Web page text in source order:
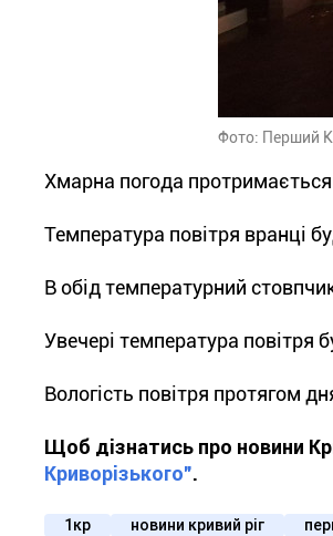
Фото: Перший
Хмарна погода
Температура повітря вранці
В обід температурний
Увечері температура повітря
Вологість повітря протягом
Щоб дізнатись про новини
Криворізького".
1кр новини кривий ріг